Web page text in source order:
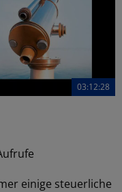
03:12:28
einige steuerliche